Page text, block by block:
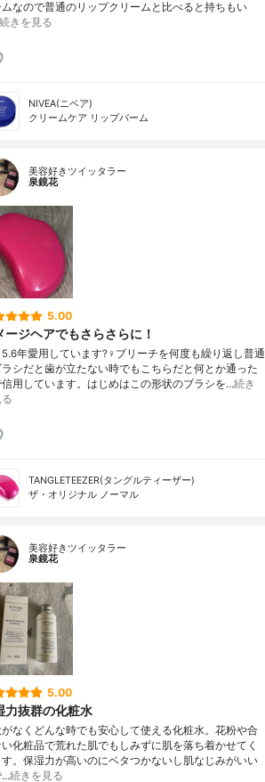
なので普通のリップクリームと比べると持ちもい
続きを見る
NIVEA(ニベア)
クリームケア リップバーム
美容好きツイッタラー
泉鏡花
5.00
ージヘアでもさらさらに！
5.6年愛用しています?‍♀️ブリーチを何度も繰り返し普通
シだと歯が立たない時でもこちらだと何とか通った
用しています。はじめはこの形状のブラシを…続き
TANGLETEEZER(タングルティーザー)
ザ・オリジナル ノーマル
美容好きツイッタラー
泉鏡花
5.00
力抜群の化粧水
なくどんな時でも安心して使える化粧水。花粉や合
い化粧品で荒れた肌でもしみずに肌を落ち着かせてく
。保湿力が高いのにベタつかないし肌なじみがいい
…続きを見る